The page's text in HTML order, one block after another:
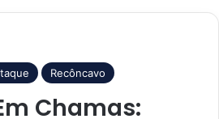
Recôncavo
Chamas: